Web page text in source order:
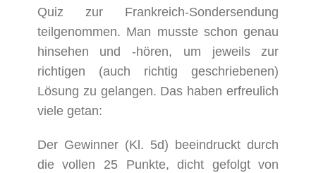
Quiz zur Frankreich-Sondersendung
teilgenommen. Man musste schon genau
hinsehen und -hören, um jeweils zur
richtigen (auch richtig geschriebenen)
Lösung zu gelangen. Das haben erfreulich
viele getan:
Der Gewinner (Kl. 5d) beeindruckt durch
die vollen 25 Punkte, dicht gefolgt von